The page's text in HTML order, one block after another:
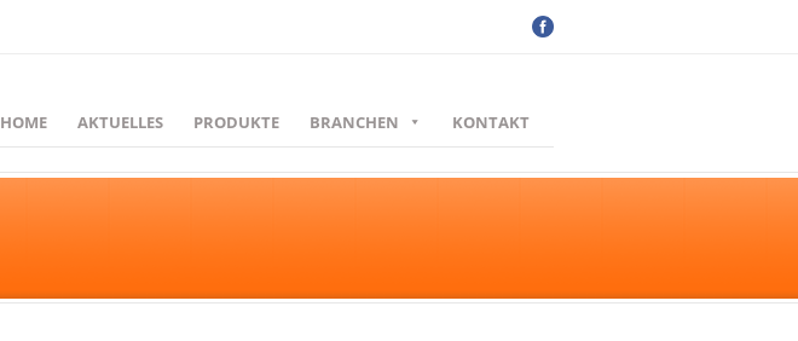
HOME AKTUELLES PRODUKTE BRANCHEN KONTAKT